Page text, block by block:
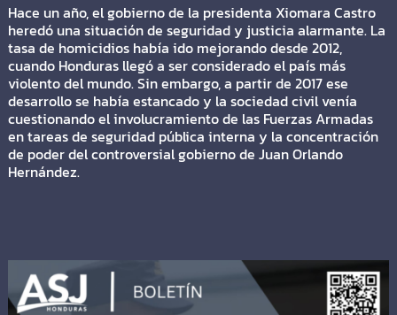
Hace un año, el gobierno de la presidenta Xiomara Castro
heredó una situación de seguridad y justicia alarmante. La
tasa de homicidios había ido mejorando desde 2012,
cuando Honduras llegó a ser considerado el país más
violento del mundo. Sin embargo, a partir de 2017 ese
desarrollo se había estancado y la sociedad civil venía
cuestionando el involucramiento de las Fuerzas Armadas
en tareas de seguridad pública interna y la concentración
de poder del controversial gobierno de Juan Orlando
Hernández.